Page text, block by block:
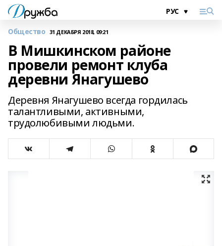
Общество 31 ДЕКАБРЯ 2018, 09:21
В Мишкинском районе
провели ремонт клуба
деревни Янагушево
Деревня Янагушево всегда гордилась
талантливыми, активными,
трудолюбивыми людьми.